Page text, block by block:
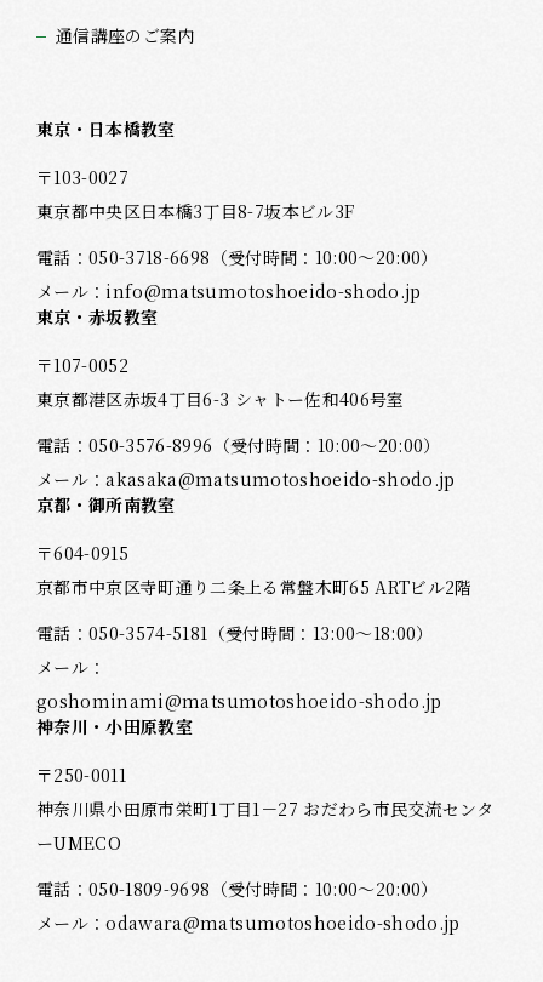
通信講座のご案内
東京・日本橋教室
〒103-0027
東京都中央区日本橋3丁目8-7坂本ビル3F
電話：050-3718-6698 （受付時間：10:00～20:00）
メール： info@matsumotoshoeido-shodo.jp
東京・赤坂教室
〒107-0052
東京都港区赤坂4丁目6-3 シャトー佐和406号室
電話：050-3576-8996 （受付時間：10:00～20:00）
メール：akasaka@matsumotoshoeido-shodo.jp
京都・御所南教室
〒604-0915
京都市中京区寺町通り二条上る常盤木町65 ARTビル2階
電話：050-3574-5181 （受付時間：13:00～18:00）
メール：
goshominami@matsumotoshoeido-shodo.jp
神奈川・小田原教室
〒250-0011
神奈川県小田原市栄町1丁目1－27 おだわら市民交流センタ
ーUMECO
電話：050-1809-9698 （受付時間：10:00～20:00）
メール：odawara@matsumotoshoeido-shodo.jp